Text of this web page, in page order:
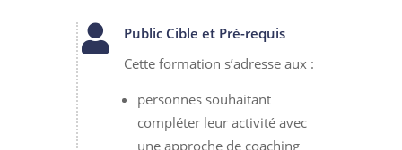

Public Cible et Pré-requis
Cette formation s’adresse aux :
personnes souhaitant
compléter leur activité avec
une approche de coaching